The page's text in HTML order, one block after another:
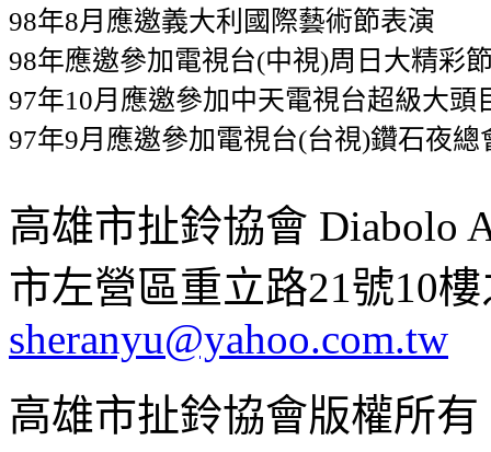
98年8月應邀義大利國際藝術節表演
98年應邀參加電視台(中視)周日大精彩
97年10月應邀參加中天電視台超級大頭
97年9月應邀參加電視台(台視)鑽石夜總
高雄市扯鈴協會 Diabolo
市左營區重立路21號10
sheranyu@yahoo.com.tw
高雄市扯鈴協會版權所